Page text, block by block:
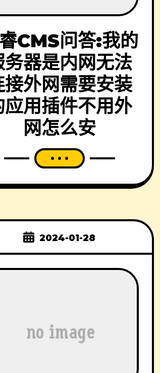
CMS问答:我的
务器是内网无法
接外网需要安装
应用插件不用外
网怎么安
2024-01-28